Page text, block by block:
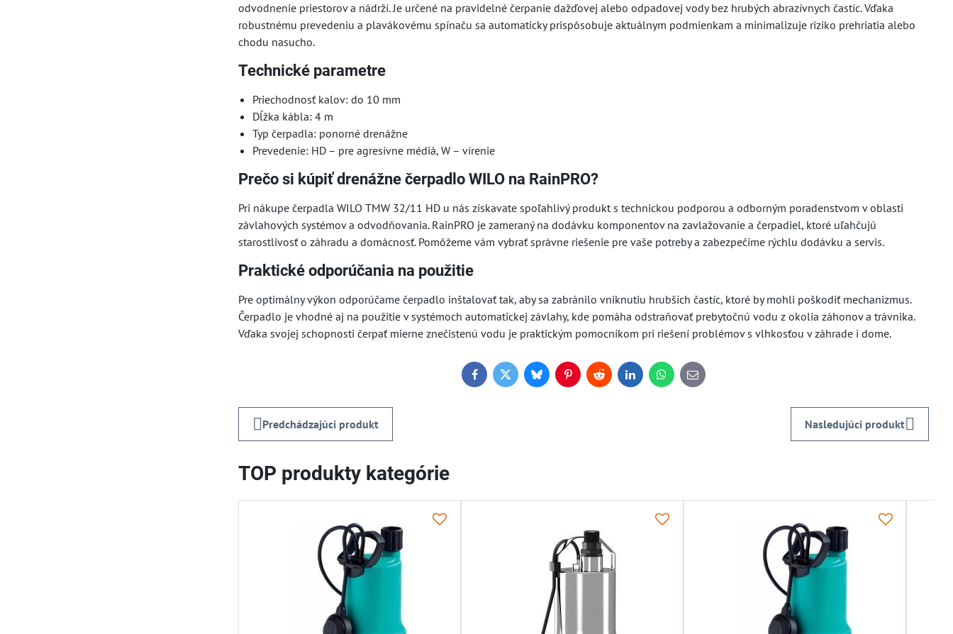
odvodnenie priestorov a nádrží. Je určené na pravidelné čerpanie dažďovej alebo odpadovej vody bez hrubých abrazívnych častíc. Vďaka
robustnému prevedeniu a plavákovému spínaču sa automaticky prispôsobuje aktuálnym podmienkam a minimalizuje riziko prehriatia alebo
chodu nasucho.
Technické parametre
Priechodnosť kalov: do 10 mm
Dĺžka kábla: 4 m
Typ čerpadla: ponorné drenážne
Prevedenie: HD – pre agresívne médiá, W – vírenie
Prečo si kúpiť drenážne čerpadlo WILO na RainPRO?
Pri nákupe čerpadla WILO TMW 32/11 HD u nás získavate spoľahlivý produkt s technickou podporou a odborným poradenstvom v oblasti
závlahových systémov a odvodňovania. RainPRO je zameraný na dodávku komponentov na zavlažovanie a čerpadiel, ktoré uľahčujú
starostlivosť o záhradu a domácnosť. Pomôžeme vám vybrať správne riešenie pre vaše potreby a zabezpečíme rýchlu dodávku a servis.
Praktické odporúčania na použitie
Pre optimálny výkon odporúčame čerpadlo inštalovať tak, aby sa zabránilo vniknutiu hrubších častíc, ktoré by mohli poškodiť mechanizmus.
Čerpadlo je vhodné aj na použitie v systémoch automatickej závlahy, kde pomáha odstraňovať prebytočnú vodu z okolia záhonov a trávnika.
Vďaka svojej schopnosti čerpať mierne znečistenú vodu je praktickým pomocníkom pri riešení problémov s vlhkosťou v záhrade i dome.
FacebookTwitterBlueskyPinterestRedditLinkedInWhatsApp
E-
mail
Predchádzajúci produkt Nasledujúci produkt
TOP produkty kategórie